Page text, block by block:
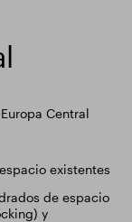
Central
existentes
de espacio
y